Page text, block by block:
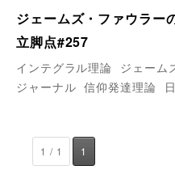
ジェームズ・ファウラー
立脚点#257
インテグラル理論 ジェーム
ジャーナル 信仰発達理論
1 / 1 1